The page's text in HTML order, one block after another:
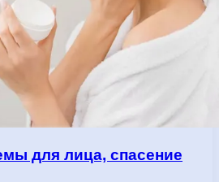
для лица, спасение